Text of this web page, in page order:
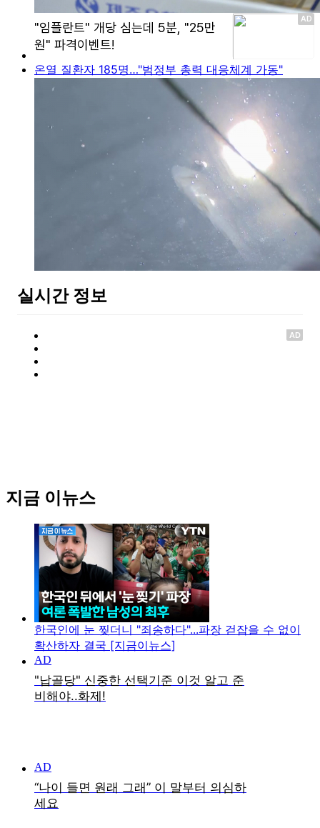
온열 질환자 185명…"범정부 총력 대응체계 가동"
실시간 정보
AD
지금 이뉴스
한국인에 눈 찢더니 "죄송하다"...파장 걷잡을 수 없이
확산하자 결국 [지금이뉴스]